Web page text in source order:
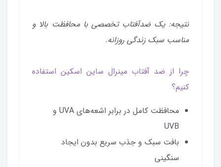
نتیجه: یک ضدآفتاب تخصصی با محافظت بالا و
مناسب سبک زندگی روزانه.
چرا از ضد آفتاب مینرال ساین اسکین استفاده
کنیم؟
محافظت کامل در برابر اشعه‌های UVA و
UVB
بافت سبک و جذب سریع بدون ایجاد
سنگینی